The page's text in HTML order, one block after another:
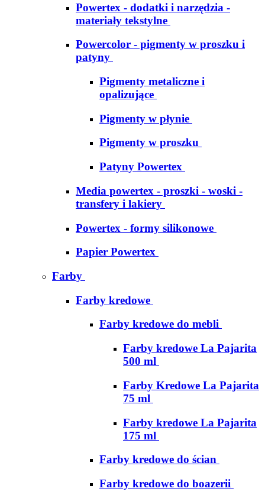
Powertex - dodatki i narzędzia -
materiały tekstylne
Powercolor - pigmenty w proszku i
patyny
Pigmenty metaliczne i
opalizujące
Pigmenty w płynie
Pigmenty w proszku
Patyny Powertex
Media powertex - proszki - woski -
transfery i lakiery
Powertex - formy silikonowe
Papier Powertex
Farby
Farby kredowe
Farby kredowe do mebli
Farby kredowe La Pajarita
500 ml
Farby Kredowe La Pajarita
75 ml
Farby kredowe La Pajarita
175 ml
Farby kredowe do ścian
Farby kredowe do boazerii